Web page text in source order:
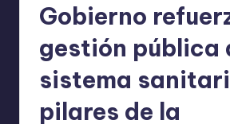
Gobierno
gestión pública
sistema
pilares de la